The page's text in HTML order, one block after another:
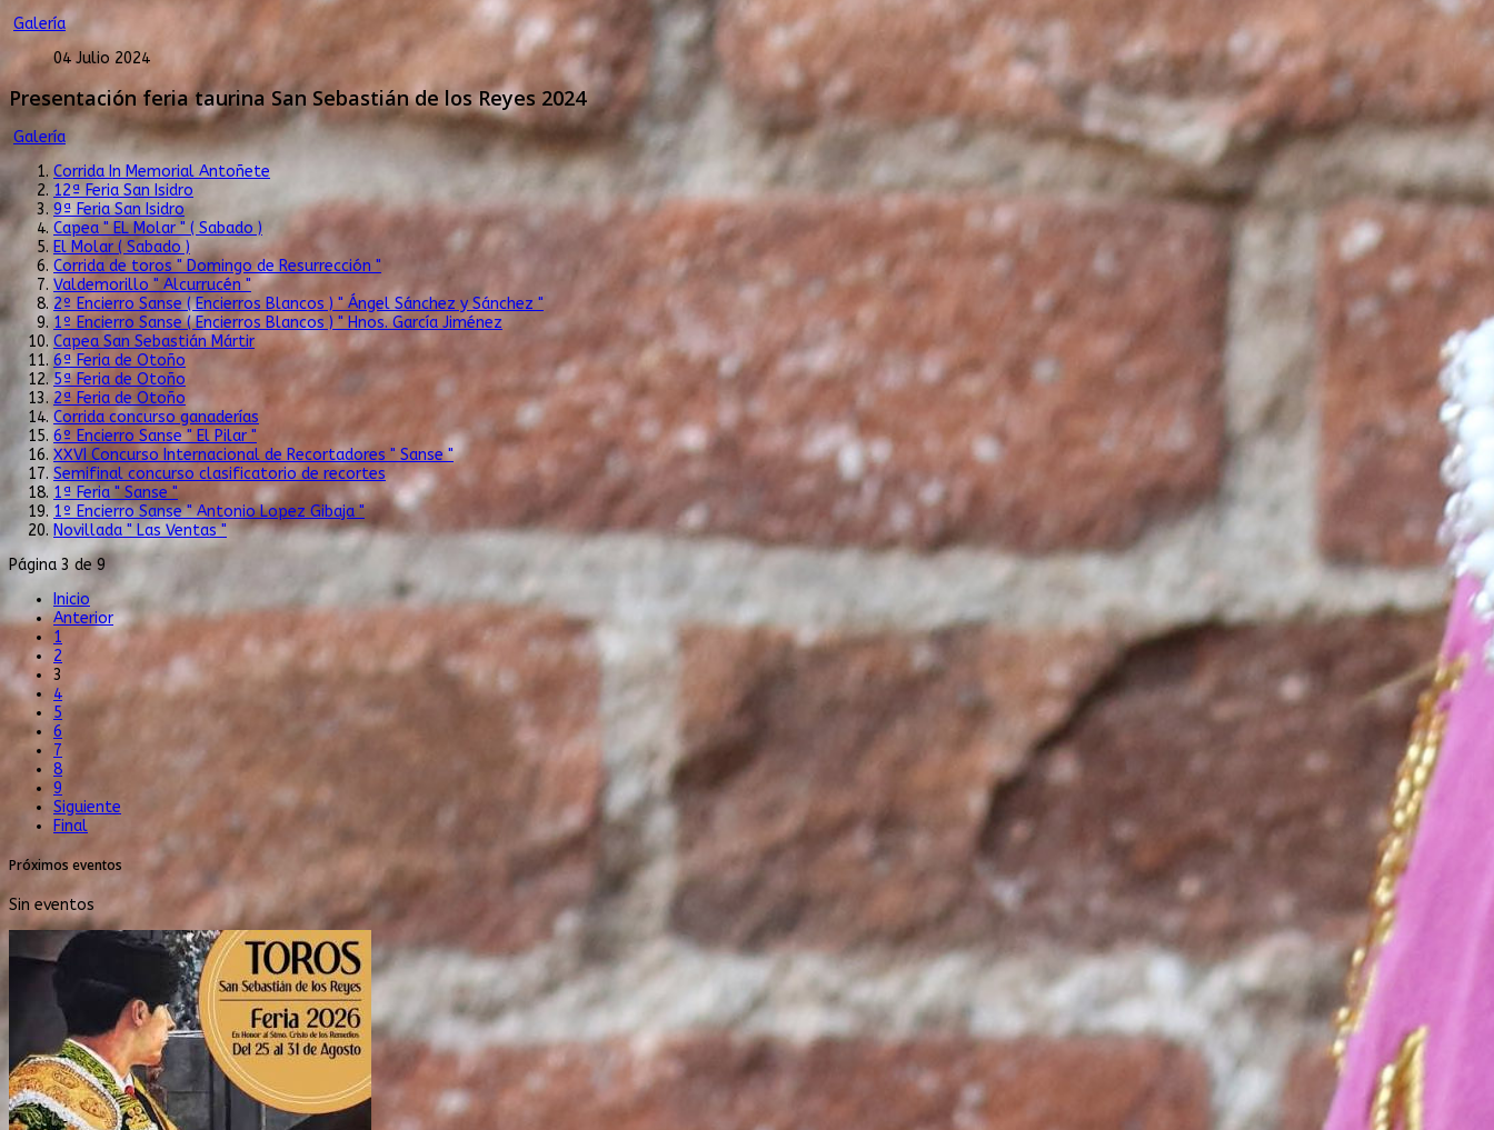
Galería
04 Julio 2024
Presentación feria taurina San Sebastián de los Reyes 2024
Galería
Corrida In Memorial Antoñete
12ª Feria San Isidro
9ª Feria San Isidro
Capea " EL Molar " ( Sabado )
El Molar ( Sabado )
Corrida de toros " Domingo de Resurrección "
Valdemorillo " Alcurrucén "
2º Encierro Sanse ( Encierros Blancos ) " Ángel Sánchez y Sánchez "
1º Encierro Sanse ( Encierros Blancos ) " Hnos. García Jiménez
Capea San Sebastián Mártir
6ª Feria de Otoño
5ª Feria de Otoño
2ª Feria de Otoño
Corrida concurso ganaderías
6º Encierro Sanse " El Pilar "
XXVI Concurso Internacional de Recortadores " Sanse "
Semifinal concurso clasificatorio de recortes
1ª Feria " Sanse "
1º Encierro Sanse " Antonio Lopez Gibaja "
Novillada " Las Ventas "
Página 3 de 9
Inicio
Anterior
1
2
3
4
5
6
7
8
9
Siguiente
Final
Próximos eventos
Sin eventos